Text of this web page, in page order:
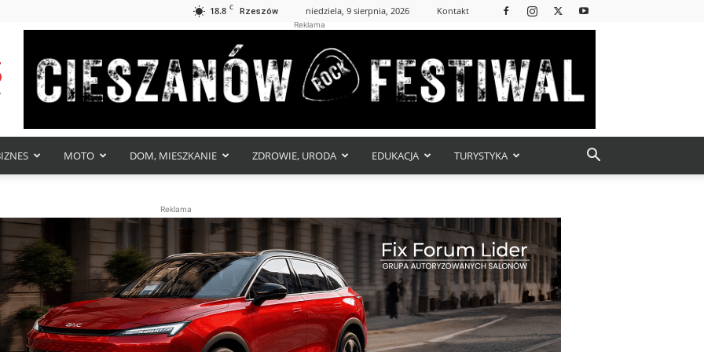
18.8 C Rzeszów niedziela, 9 sierpnia, 2026 Kontakt
Reklama
MOTO DOM, MIESZKANIE ZDROWIE, URODA EDUKACJA TURYSTYKA
Reklama